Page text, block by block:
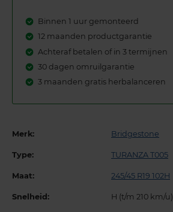
Binnen 1 uur gemonteerd
12 maanden productgarantie
Achteraf betalen of in 3 termijnen
30 dagen omruilgarantie
3 maanden gratis herbalanceren
Merk: Bridgestone
Type: TURANZA T005
Maat: 245/45 R19 102H
Snelheid: H (t/m 210 km/u)